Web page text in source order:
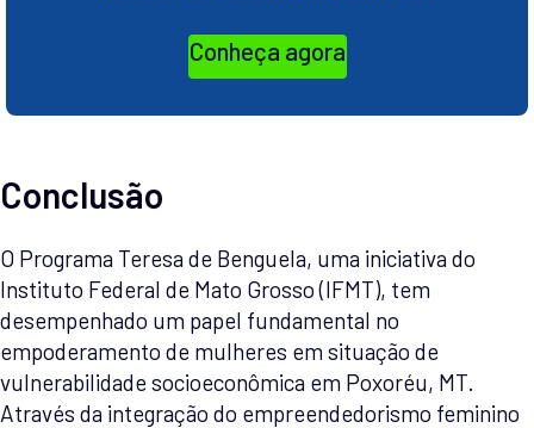
Conheça agora
Conclusão
O Programa Teresa de Benguela, uma iniciativa do
Instituto Federal de Mato Grosso (IFMT), tem
desempenhado um papel fundamental no
empoderamento de mulheres em situação de
vulnerabilidade socioeconômica em Poxoréu, MT.
Através da integração do empreendedorismo feminino